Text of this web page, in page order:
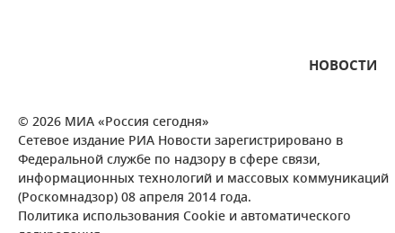
НОВОСТИ
© 2026 МИА «Россия сегодня»
Сетевое издание РИА Новости зарегистрировано в
Федеральной службе по надзору в сфере связи,
информационных технологий и массовых коммуникаций
(Роскомнадзор) 08 апреля 2014 года.
Политика использования Cookie и автоматического